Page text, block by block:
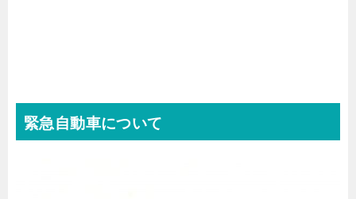
緊急自動車について